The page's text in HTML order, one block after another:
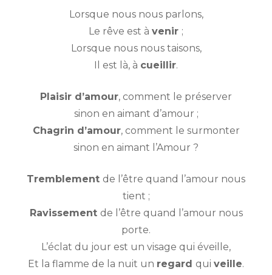
Lorsque nous nous parlons,
Le rêve est à venir ;
Lorsque nous nous taisons,
Il est là, à cueillir.
Plaisir d’amour, comment le préserver
sinon en aimant d’amour ;
Chagrin d’amour, comment le surmonter
sinon en aimant l’Amour ?
Tremblement de l’être quand l’amour nous
tient ;
Ravissement de l’être quand l’amour nous
porte.
L’éclat du jour est un visage qui éveille,
Et la flamme de la nuit un regard qui veille.